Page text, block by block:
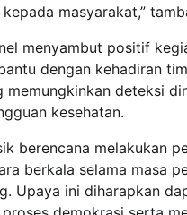
masyarakat,”
menyambut positif
dengan kehadiran
memungkinkan deteksi
kesehatan.
berencana melakukan
berkala selama masa
Upaya ini diharapkan